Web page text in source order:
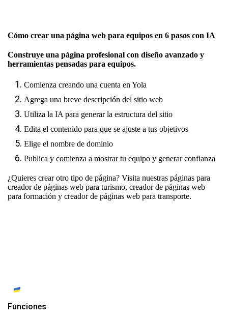
Cómo crear una página web para equipos en 6 pasos con IA
Construye una página profesional con diseño avanzado y
herramientas pensadas para equipos.
Comienza creando una cuenta en Yola
Agrega una breve descripción del sitio web
Utiliza la IA para generar la estructura del sitio
Edita el contenido para que se ajuste a tus objetivos
Elige el nombre de dominio
Publica y comienza a mostrar tu equipo y generar confianza
¿Quieres crear otro tipo de página? Visita nuestras páginas para
creador de páginas web para turismo, creador de páginas web
para formación y creador de páginas web para transporte.
Funciones